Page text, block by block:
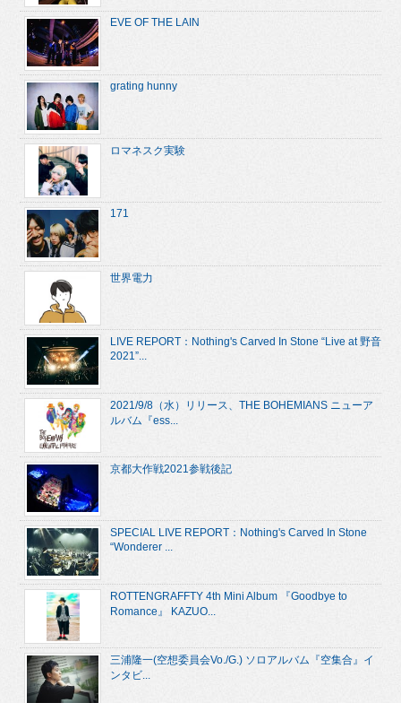
EVE OF THE LAIN
grating hunny
ロマネスク実験
171
世界電力
LIVE REPORT：Nothing's Carved In Stone “Live at 野音
2021”...
2021/9/8（水）リリース、THE BOHEMIANS ニューア
ルバム『ess...
京都大作戦2021参戦後記
SPECIAL LIVE REPORT：Nothing's Carved In Stone
“Wonderer ...
ROTTENGRAFFTY 4th Mini Album 『Goodbye to
Romance』 KAZUO...
三浦隆一(空想委員会Vo./G.) ソロアルバム『空集合』イ
ンタビ...